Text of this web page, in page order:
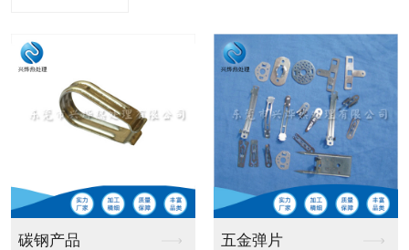
长轴产品 冲压件